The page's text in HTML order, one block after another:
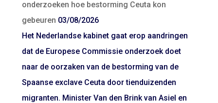
onderzoeken hoe bestorming Ceuta kon
gebeuren 03/08/2026
Het Nederlandse kabinet gaat erop aandringen
dat de Europese Commissie onderzoek doet
naar de oorzaken van de bestorming van de
Spaanse exclave Ceuta door tienduizenden
migranten. Minister Van den Brink van Asiel en